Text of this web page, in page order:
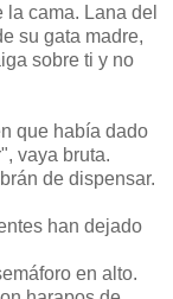
cama. Lana del
su gata madre,
sobre ti y no
que había dado
vaya bruta.
de dispensar.
han dejado
en alto.